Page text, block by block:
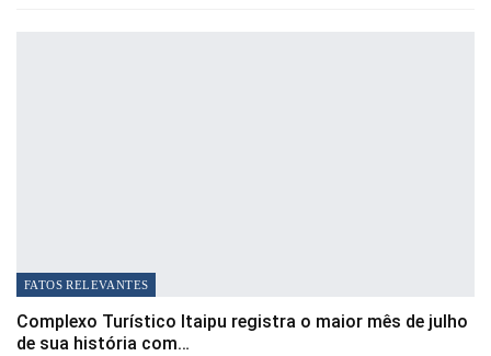
FATOS RELEVANTES
Complexo Turístico Itaipu registra o maior mês de julho
de sua história com…